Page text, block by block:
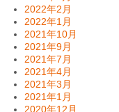
2022年2月
2022年1月
2021年10月
2021年9月
2021年7月
2021年4月
2021年3月
2021年1月
2020年12月